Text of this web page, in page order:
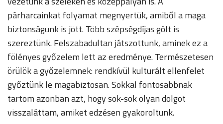
párharcainkat folyamat megnyertük, amiből a maga
biztonságunk is jött. Több szépségdíjas gólt is
szereztünk. Felszabadultan játszottunk, aminek ez a
fölényes győzelem lett az eredménye. Természetesen
örülök a győzelemnek: rendkívül kulturált ellenfelet
győztünk le magabiztosan. Sokkal fontosabbnak
tartom azonban azt, hogy sok-sok olyan dolgot
visszaláttam, amiket edzésen gyakoroltunk.